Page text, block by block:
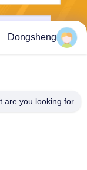
Dongsheng
you looking for?